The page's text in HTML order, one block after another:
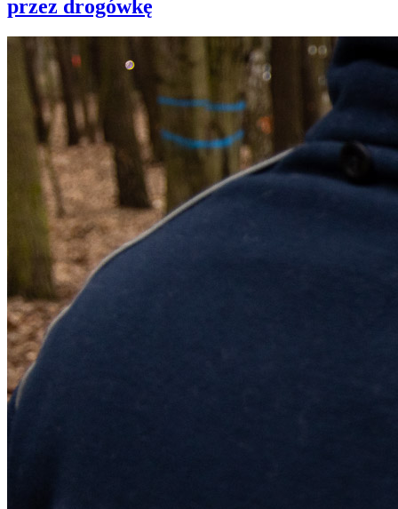
przez drogówkę